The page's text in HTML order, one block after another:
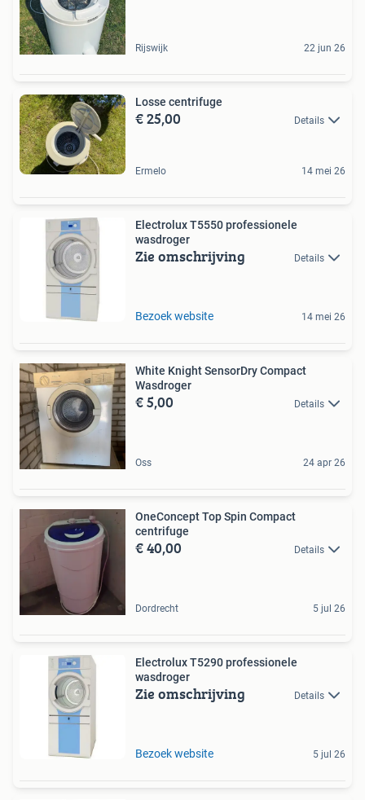
Rijswijk 22 jun 26
Losse centrifuge
€ 25,00 Details
Ermelo 14 mei 26
Electrolux T5550 professionele
wasdroger
Zie omschrijving Details
Bezoek website 14 mei 26
White Knight SensorDry Compact
Wasdroger
€ 5,00 Details
Oss 24 apr 26
OneConcept Top Spin Compact
centrifuge
€ 40,00 Details
Dordrecht 5 jul 26
Electrolux T5290 professionele
wasdroger
Zie omschrijving Details
Bezoek website 5 jul 26